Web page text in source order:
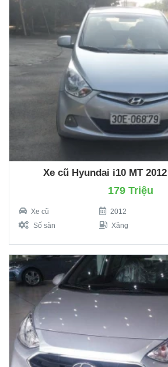
Xe cũ Hyundai i10 MT
179 Triệu
Xe cũ 2012
Số sàn
Xăng